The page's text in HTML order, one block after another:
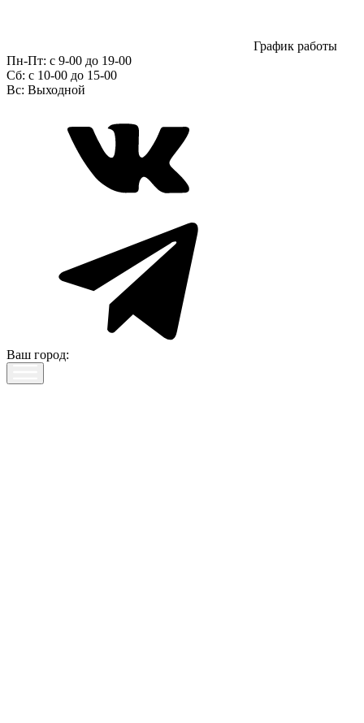
График работы
Пн-Пт: с 9-00 до 19-00
Сб: c 10-00 до 15-00
Вс: Выходной
Ваш город: